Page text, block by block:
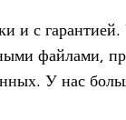
и с
фай­лами,
У нас